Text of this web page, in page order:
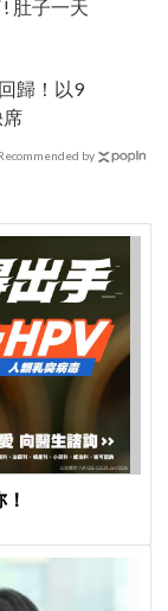
肚子一天
歸！以9
by